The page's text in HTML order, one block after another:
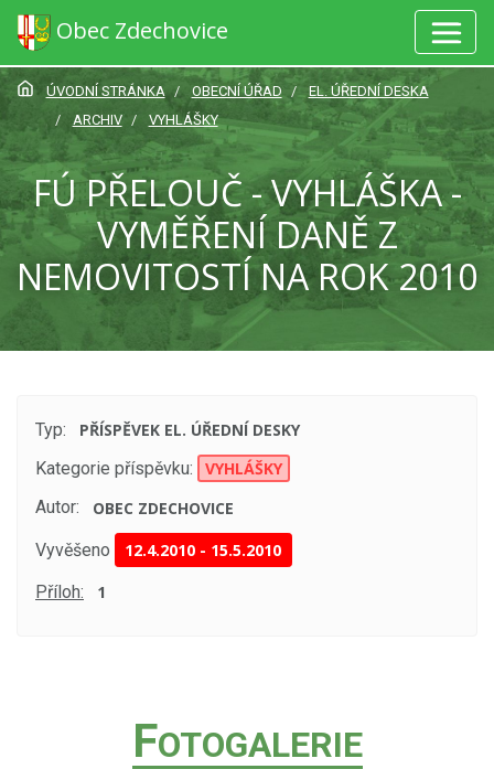
Obec Zdechovice
ÚVODNÍ STRÁNKA OBECNÍ ÚŘAD
EL. ÚŘEDNÍ DESKA
ARCHIV
VYHLÁŠKY
FÚ PŘELOUČ - VYHLÁŠKA -
VYMĚŘENÍ DANĚ Z
NEMOVITOSTÍ NA ROK 2010
Typ:
PŘÍSPĚVEK EL. ÚŘEDNÍ DESKY
Kategorie příspěvku:
VYHLÁŠKY
Autor:
OBEC ZDECHOVICE
Vyvěšeno 12.4.2010 - 15.5.2010
Příloh: 1
FOTOGALERIE